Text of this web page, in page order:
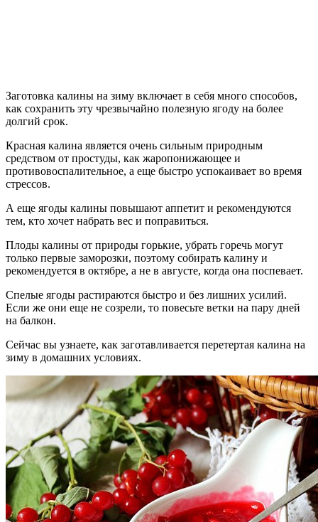
Заготовка калины на зиму включает в себя много способов,
как сохранить эту чрезвычайно полезную ягоду на более
долгий срок.
Красная калина является очень сильным природным
средством от простуды, как жаропонижающее и
противовоспалительное, а еще быстро успокаивает во время
стрессов.
А еще ягоды калины повышают аппетит и рекомендуются
тем, кто хочет набрать вес и поправиться.
Плоды калины от природы горькие, убрать горечь могут
только первые заморозки, поэтому собирать калину и
рекомендуется в октябре, а не в августе, когда она поспевает.
Спелые ягоды растираются быстро и без лишних усилий.
Если же они еще не созрели, то повесьте ветки на пару дней
на балкон.
Сейчас вы узнаете, как заготавливается перетертая калина на
зиму в домашних условиях.